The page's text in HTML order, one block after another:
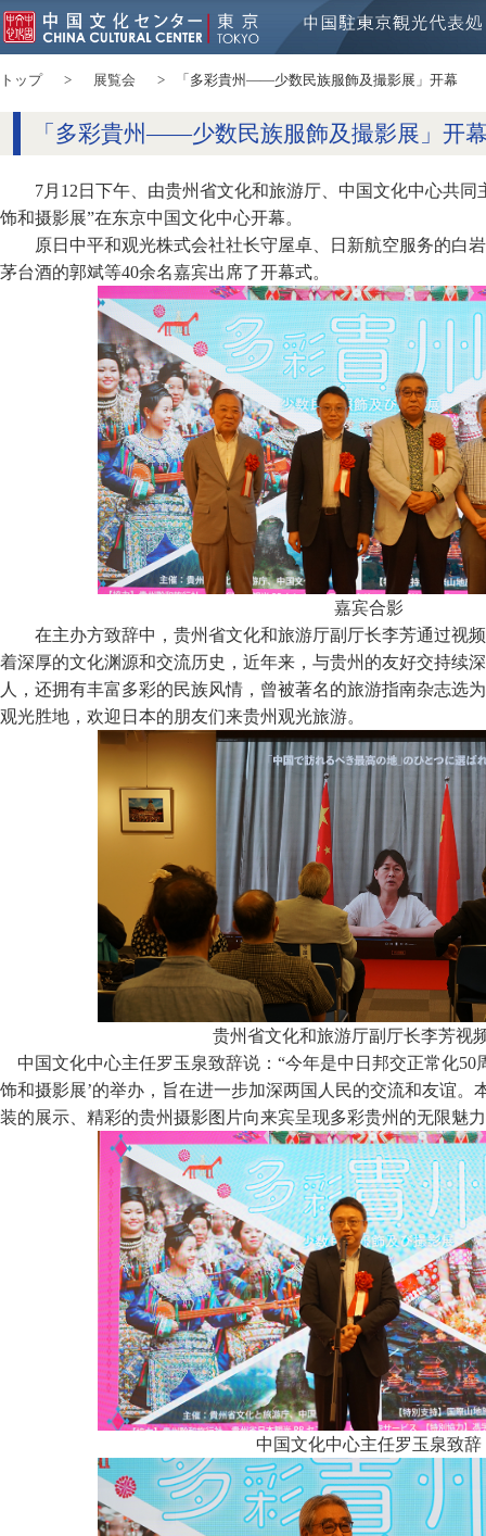
トップ 展覧会 「多彩貴州——少数民族服飾及撮影展」开幕
「多彩貴州——少数民族服飾及撮影展」开
7月12日下午、由贵州省文化和旅游厅、中国文化中心共
饰和摄影展”在东京中国文化中心开幕。
原日中平和观光株式会社社长守屋卓、日新航空服务的白
茅台酒的郭斌等40余名嘉宾出席了开幕式。
嘉宾合影
在主办方致辞中，贵州省文化和旅游厅副厅长李芳通过视
着深厚的文化渊源和交流历史，近年来，与贵州的友好交持续
人，还拥有丰富多彩的民族风情，曾被著名的旅游指南杂志选
观光胜地，欢迎日本的朋友们来贵州观光旅游。
贵州省文化和旅游厅副厅长李芳视
中国文化中心主任罗玉泉致辞说：“今年是中日邦交正常化
饰和摄影展’的举办，旨在进一步加深两国人民的交流和友谊。
装的展示、精彩的贵州摄影图片向来宾呈现多彩贵州的无限魅
中国文化中心主任罗玉泉致辞